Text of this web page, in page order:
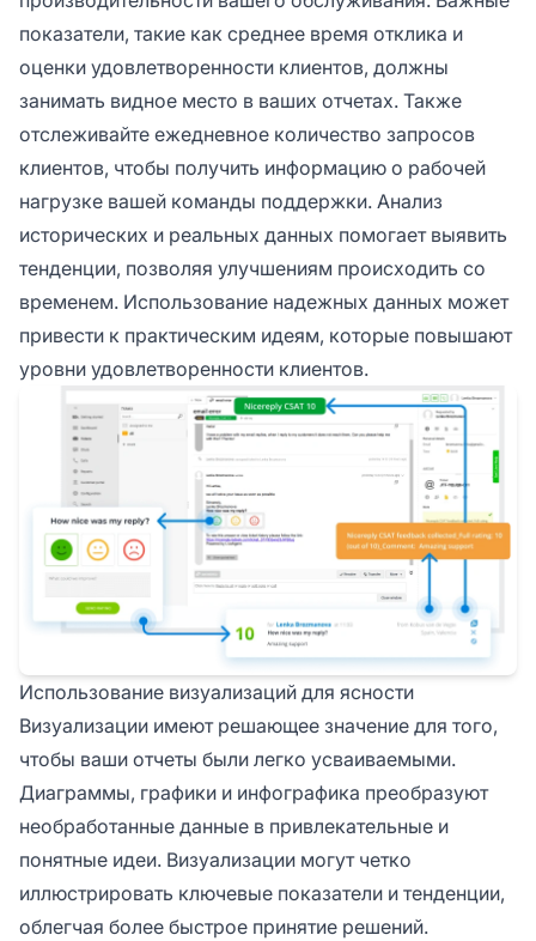
показатели, такие как среднее время отклика и
оценки удовлетворенности клиентов, должны
занимать видное место в ваших отчетах. Также
отслеживайте ежедневное количество запросов
клиентов, чтобы получить информацию о рабочей
нагрузке вашей команды поддержки. Анализ
исторических и реальных данных помогает выявить
тенденции, позволяя улучшениям происходить со
временем. Использование надежных данных может
привести к практическим идеям, которые повышают
уровни удовлетворенности клиентов.
Использование визуализаций для ясности
Визуализации имеют решающее значение для того,
чтобы ваши отчеты были легко усваиваемыми.
Диаграммы, графики и инфографика преобразуют
необработанные данные в привлекательные и
понятные идеи. Визуализации могут четко
иллюстрировать ключевые показатели и тенденции,
облегчая более быстрое принятие решений.